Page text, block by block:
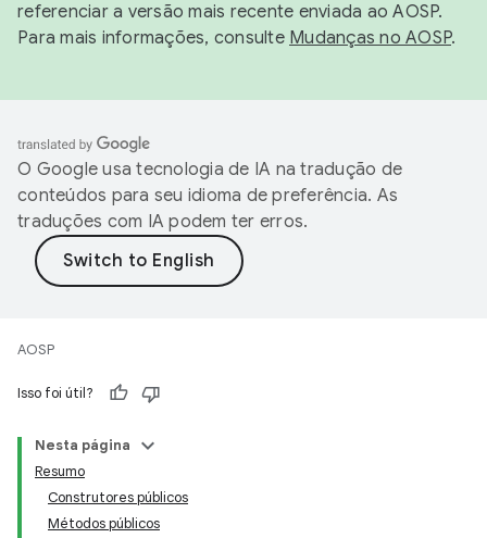
referenciar a versão mais recente enviada ao AOSP.
Para mais informações, consulte Mudanças no AOSP.
O Google usa tecnologia de IA na tradução de
conteúdos para seu idioma de preferência. As
traduções com IA podem ter erros.
AOSP
Isso foi útil?
Nesta página
Resumo
Construtores públicos
Métodos públicos